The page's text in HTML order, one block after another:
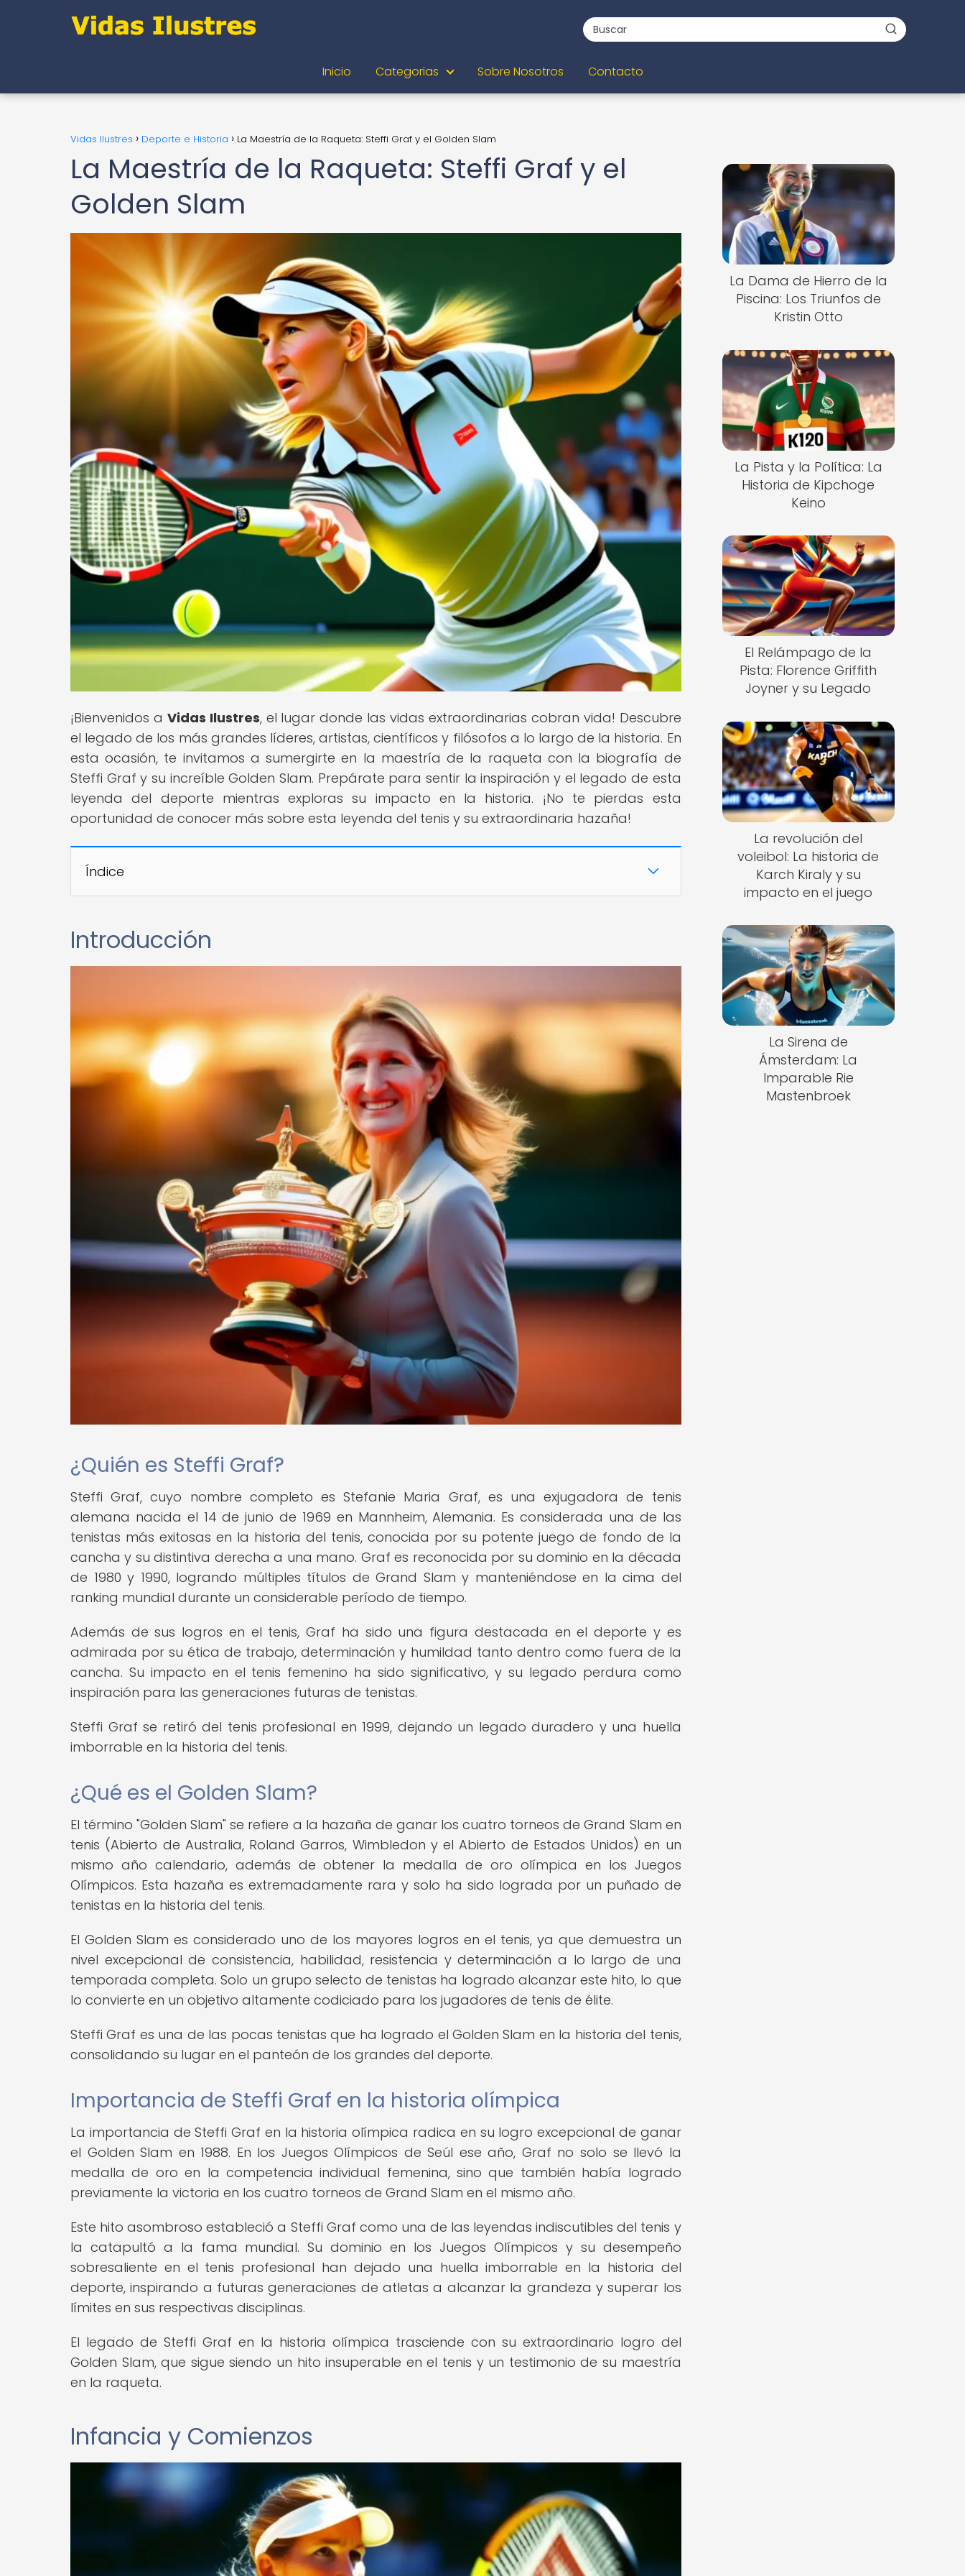
Inicio Categorias Sobre Nosotros Contacto
Vidas Ilustres Deporte e Historia La Maestría de la Raqueta: Steffi Graf y el Golden Slam
La Maestría de la Raqueta: Steffi Graf y el
Golden Slam
¡Bienvenidos a Vidas Ilustres, el lugar donde las vidas extraordinarias cobran vida! Descubre
el legado de los más grandes líderes, artistas, científicos y filósofos a lo largo de la historia. En
esta ocasión, te invitamos a sumergirte en la maestría de la raqueta con la biografía de
Steffi Graf y su increíble Golden Slam. Prepárate para sentir la inspiración y el legado de esta
leyenda del deporte mientras exploras su impacto en la historia. ¡No te pierdas esta
oportunidad de conocer más sobre esta leyenda del tenis y su extraordinaria hazaña!
Índice
Introducción
¿Quién es Steffi Graf?
Steffi Graf, cuyo nombre completo es Stefanie Maria Graf, es una exjugadora de tenis
alemana nacida el 14 de junio de 1969 en Mannheim, Alemania. Es considerada una de las
tenistas más exitosas en la historia del tenis, conocida por su potente juego de fondo de la
cancha y su distintiva derecha a una mano. Graf es reconocida por su dominio en la década
de 1980 y 1990, logrando múltiples títulos de Grand Slam y manteniéndose en la cima del
ranking mundial durante un considerable período de tiempo.
Además de sus logros en el tenis, Graf ha sido una figura destacada en el deporte y es
admirada por su ética de trabajo, determinación y humildad tanto dentro como fuera de la
cancha. Su impacto en el tenis femenino ha sido significativo, y su legado perdura como
inspiración para las generaciones futuras de tenistas.
Steffi Graf se retiró del tenis profesional en 1999, dejando un legado duradero y una huella
imborrable en la historia del tenis.
¿Qué es el Golden Slam?
El término "Golden Slam" se refiere a la hazaña de ganar los cuatro torneos de Grand Slam en
tenis (Abierto de Australia, Roland Garros, Wimbledon y el Abierto de Estados Unidos) en un
mismo año calendario, además de obtener la medalla de oro olímpica en los Juegos
Olímpicos. Esta hazaña es extremadamente rara y solo ha sido lograda por un puñado de
tenistas en la historia del tenis.
El Golden Slam es considerado uno de los mayores logros en el tenis, ya que demuestra un
nivel excepcional de consistencia, habilidad, resistencia y determinación a lo largo de una
temporada completa. Solo un grupo selecto de tenistas ha logrado alcanzar este hito, lo que
lo convierte en un objetivo altamente codiciado para los jugadores de tenis de élite.
Steffi Graf es una de las pocas tenistas que ha logrado el Golden Slam en la historia del tenis,
consolidando su lugar en el panteón de los grandes del deporte.
Importancia de Steffi Graf en la historia olímpica
La importancia de Steffi Graf en la historia olímpica radica en su logro excepcional de ganar
el Golden Slam en 1988. En los Juegos Olímpicos de Seúl ese año, Graf no solo se llevó la
medalla de oro en la competencia individual femenina, sino que también había logrado
previamente la victoria en los cuatro torneos de Grand Slam en el mismo año.
Este hito asombroso estableció a Steffi Graf como una de las leyendas indiscutibles del tenis y
la catapultó a la fama mundial. Su dominio en los Juegos Olímpicos y su desempeño
sobresaliente en el tenis profesional han dejado una huella imborrable en la historia del
deporte, inspirando a futuras generaciones de atletas a alcanzar la grandeza y superar los
límites en sus respectivas disciplinas.
El legado de Steffi Graf en la historia olímpica trasciende con su extraordinario logro del
Golden Slam, que sigue siendo un hito insuperable en el tenis y un testimonio de su maestría
en la raqueta.
Infancia y Comienzos
La Dama de Hierro de la
Piscina: Los Triunfos de
Kristin Otto
La Pista y la Política: La
Historia de Kipchoge
Keino
El Relámpago de la
Pista: Florence Griffith
Joyner y su Legado
La revolución del
voleibol: La historia de
Karch Kiraly y su
impacto en el juego
La Sirena de
Ámsterdam: La
Imparable Rie
Mastenbroek